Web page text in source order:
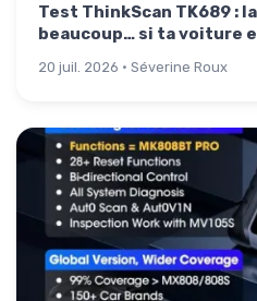
Test ThinkScan TK689 :
beaucoup… si ta voiture
20 juil. 2026 · Séverine Roux